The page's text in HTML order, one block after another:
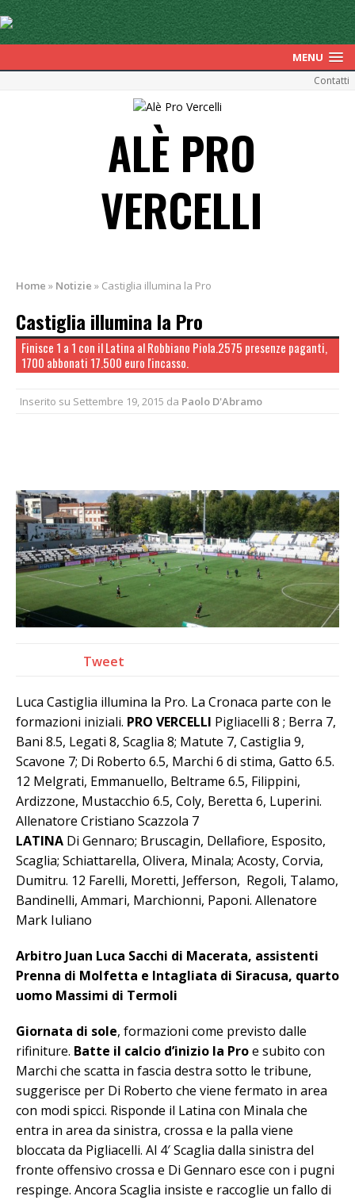
MENU
Contatti
ALÈ PRO
VERCELLI
Home » Notizie » Castiglia illumina la Pro
Castiglia illumina la Pro
Finisce 1 a 1 con il Latina al Robbiano Piola.2575 presenze paganti,
1700 abbonati 17.500 euro l'incasso.
Inserito su Settembre 19, 2015 da Paolo D'Abramo
Tweet
Luca Castiglia illumina la Pro. La Cronaca parte con le
formazioni iniziali. PRO VERCELLI Pigliacelli 8 ; Berra 7,
Bani 8.5, Legati 8, Scaglia 8; Matute 7, Castiglia 9,
Scavone 7; Di Roberto 6.5, Marchi 6 di stima, Gatto 6.5.
12 Melgrati, Emmanuello, Beltrame 6.5, Filippini,
Ardizzone, Mustacchio 6.5, Coly, Beretta 6, Luperini.
Allenatore Cristiano Scazzola 7
LATINA Di Gennaro; Bruscagin, Dellafiore, Esposito,
Scaglia; Schiattarella, Olivera, Minala; Acosty, Corvia,
Dumitru. 12 Farelli, Moretti, Jefferson, Regoli, Talamo,
Bandinelli, Ammari, Marchionni, Paponi. Allenatore
Mark Iuliano
Arbitro Juan Luca Sacchi di Macerata, assistenti
Prenna di Molfetta e Intagliata di Siracusa, quarto
uomo Massimi di Termoli
Giornata di sole, formazioni come previsto dalle
rifiniture. Batte il calcio d’inizio la Proe subito con
Marchi che scatta in fascia destra sotto le tribune,
suggerisce per Di Roberto che viene fermato in area
con modi spicci. Risponde il Latina con Minala che
entra in area da sinistra, crossa e la palla viene
bloccata da Pigliacelli. Al 4′ Scaglia dalla sinistra del
fronte offensivo crossa e Di Gennaro esce con i pugni
respinge. Ancora Scaglia insiste e raccoglie un fallo di